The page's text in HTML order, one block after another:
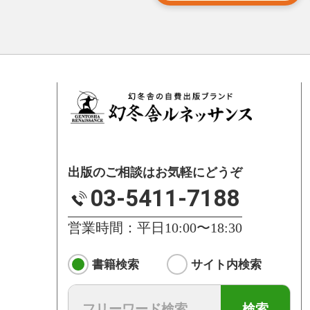
出版のご相談はお気軽にどうぞ
03-5411-7188
営業時間：平日10:00〜18:30
書籍検索 サイト内検索